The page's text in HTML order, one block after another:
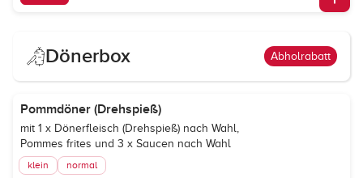
Dönerbox Abholrabatt
Pommdöner (Drehspieß)
mit 1 x Dönerfleisch (Drehspieß) nach Wahl,
Pommes frites und 3 x Saucen nach Wahl
klein normal